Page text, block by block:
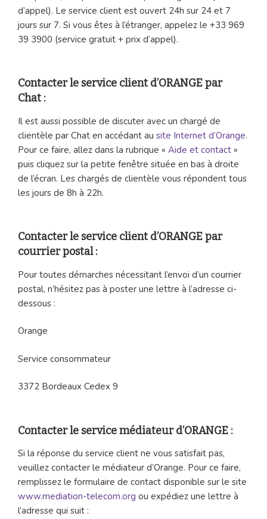
d’appel). Le service client est ouvert 24h sur 24 et 7
jours sur 7. Si vous êtes à l’étranger, appelez le +33 969
39 3900 (service gratuit + prix d’appel).
Contacter le service client d’ORANGE par
Chat :
Il est aussi possible de discuter avec un chargé de
clientèle par Chat en accédant au site Internet d’Orange.
Pour ce faire, allez dans la rubrique « Aide et contact »
puis cliquez sur la petite fenêtre située en bas à droite
de l’écran. Les chargés de clientèle vous répondent tous
les jours de 8h à 22h.
Contacter le service client d’ORANGE par
courrier postal :
Pour toutes démarches nécessitant l’envoi d’un courrier
postal, n’hésitez pas à poster une lettre à l’adresse ci-
dessous :
Orange
Service consommateur
3372 Bordeaux Cedex 9
Contacter le service médiateur d’ORANGE :
Si la réponse du service client ne vous satisfait pas,
veuillez contacter le médiateur d’Orange. Pour ce faire,
remplissez le formulaire de contact disponible sur le site
www.mediation-telecom.org ou expédiez une lettre à
l’adresse qui suit :